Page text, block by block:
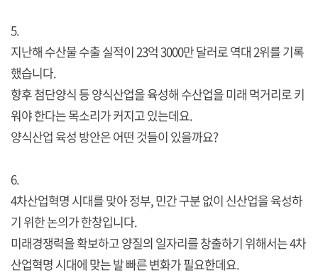
5.
지난해 수산물 수출 실적이 23억 3000만 달러로 역대 2위를 기록
했습니다.
향후 첨단양식 등 양식산업을 육성해 수산업을 미래 먹거리로 키
워야 한다는 목소리가 커지고 있는데요.
양식산업 육성 방안은 어떤 것들이 있을까요?
6.
4차산업혁명 시대를 맞아 정부, 민간 구분 없이 신산업을 육성하
기 위한 논의가 한창입니다.
미래경쟁력을 확보하고 양질의 일자리를 창출하기 위해서는 4차
산업혁명 시대에 맞는 발 빠른 변화가 필요한데요.